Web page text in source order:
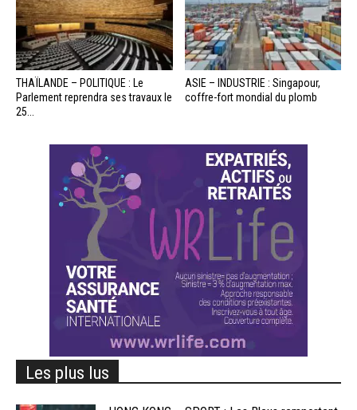
THAÏLANDE – POLITIQUE : Le
Parlement reprendra ses travaux le
25...
ASIE – INDUSTRIE : Singapour,
coffre-fort mondial du plomb
Les plus lus